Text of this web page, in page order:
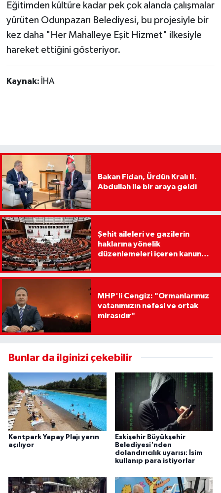
Eğitimden kültüre kadar pek çok alanda çalışmalar
yürüten Odunpazarı Belediyesi, bu projesiyle bir
kez daha "Her Mahalleye Eşit Hizmet" ilkesiyle
hareket ettiğini gösteriyor.
Kaynak: İHA
Bakan Fidan, Ürdün Kralı II.
Abdullah ile bir araya geldi
Şehit aileleri ve gazilerin
haklarına yönelik
düzenlemeleri içeren kanun
Komisyonunda
MHP'li Cengiz: "Ormanlarımız
vatanımızın nefesi ve ortak
mirasıdır"
Bunlar da ilginizi çekebilir
Kentpark Yapay Plajı yarın
açılıyor
Eskişehir Büyükşehir
Belediyesi'nden
dolandırıcılık uyarısı: İsim
kullanıp para istiyorlar